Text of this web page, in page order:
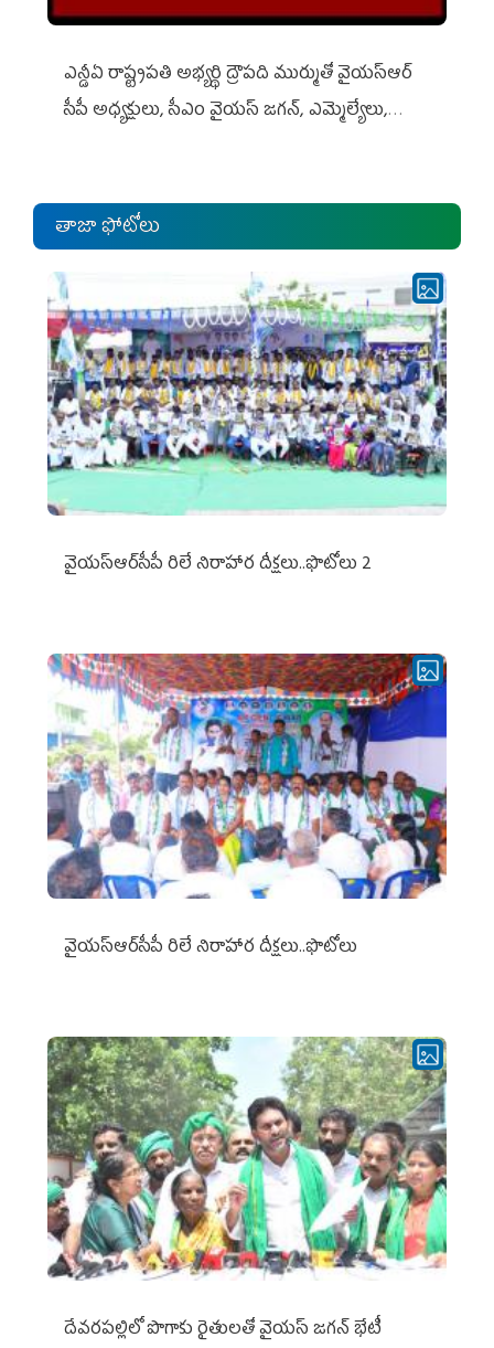
ఎన్డీఏ రాష్ట్ర‌ప‌తి అభ్య‌ర్థి ద్రౌప‌ది ముర్ముతో వైయ‌స్ఆర్
సీపీ అధ్య‌క్షులు, సీఎం వైయ‌స్ జ‌గ‌న్, ఎమ్మెల్యేలు,
తాజా ఫోటోలు
వైయ‌స్ఆర్‌సీపీ రిలే నిరాహార దీక్షలు..ఫొటోలు 2
వైయ‌స్ఆర్‌సీపీ రిలే నిరాహార దీక్షలు..ఫొటోలు
దేవరపల్లిలో పొగాకు రైతులతో వైయస్ జగన్ భేటీ